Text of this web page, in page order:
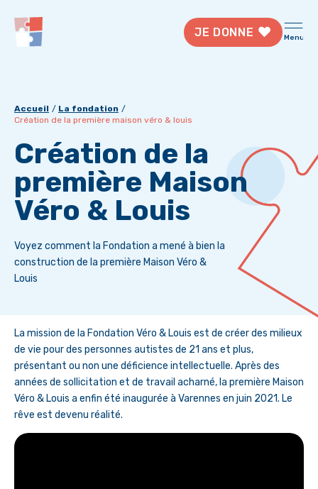
JE DONNE Menu
Accueil
La fondation
Création de la première maison véro & louis
Création de la
première Maison
Véro & Louis
Voyez comment la Fondation a mené à bien la
construction de la première Maison Véro &
Louis
La mission de la Fondation Véro & Louis est de créer des milieux
de vie pour des personnes autistes de 21 ans et plus,
présentant ou non une déficience intellectuelle. Après des
années de sollicitation et de travail acharné, la première Maison
Véro & Louis a enfin été inaugurée à Varennes en juin 2021. Le
rêve est devenu réalité.